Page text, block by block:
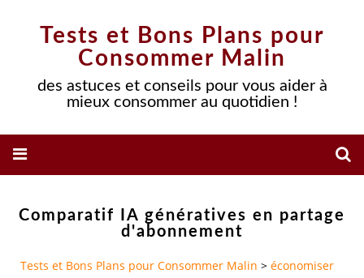
Tests et Bons Plans pour
Consommer Malin
des astuces et conseils pour vous aider à
mieux consommer au quotidien !
Comparatif IA génératives en partage
d'abonnement
Tests et Bons Plans pour Consommer Malin > économiser